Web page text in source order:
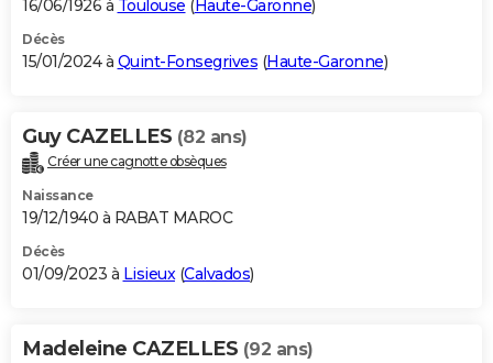
16/06/1926 à Toulouse ( Haute-Garonne)
Décès
15/01/2024 à Quint-Fonsegrives (Haute-Garonne)
Guy CAZELLES (82 ans)
Créer une cagnotte obsèques
Naissance
19/12/1940 à RABAT MAROC
Décès
01/09/2023 à Lisieux(Calvados)
Madeleine CAZELLES (92 ans)